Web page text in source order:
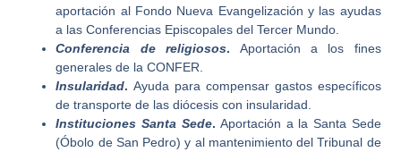
aportación al Fondo Nueva Evangelización y las ayudas
a las Conferencias Episcopales del Tercer Mundo.
Conferencia de religiosos. Aportación a los fines
generales de la CONFER.
Insularidad. Ayuda para compensar gastos específicos
de transporte de las diócesis con insularidad.
Instituciones Santa Sede. Aportación a la Santa Sede
(Óbolo de San Pedro) y al mantenimiento del Tribunal de